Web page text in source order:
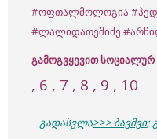
#ოფთალმოლოგია
#ლალიდათეშიძე
გამოგვყევით სოციალურ
, 6 , 7 , 8 , 9 , 10
გადასვლა>>> ბავშვი;